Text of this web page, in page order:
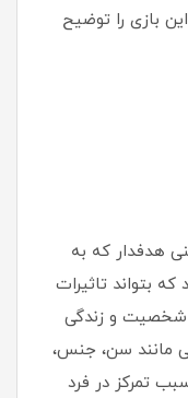
بازی را توضیح
هدفدار که به‌
بتواند تاثیرات
شخصیت و زندگی
مانند سن، جنس،
تمرکز در فرد